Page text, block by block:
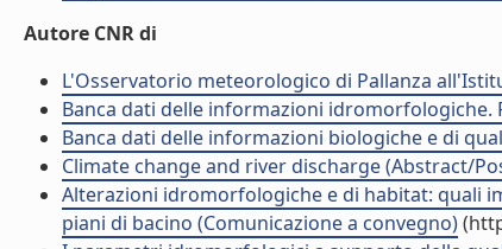
Autore CNR di
L'Osservatorio meteorologico di Pallanza
Banca dati delle informazioni
Banca dati delle informazioni biologiche e di
Climate change and river discharge (Abstract/
Alterazioni idromorfologiche e di habitat: quali
piani di bacino (Comunicazione a convegno)